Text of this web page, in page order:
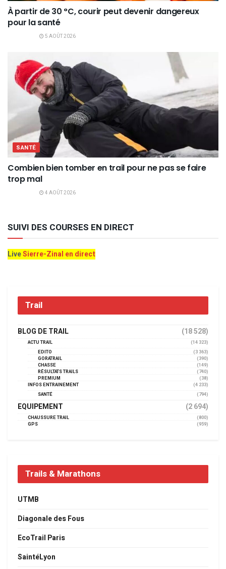
À partir de 30 °C, courir peut devenir dangereux
pour la santé
5 AOÛT 2026
SANTÉ
Combien bien tomber en trail pour ne pas se faire
trop mal
4 AOÛT 2026
SUIVI DES COURSES EN DIRECT
LiveSierre-Zinal en direct
Trail
BLOG DE TRAIL (18 528)
ACTU TRAIL
(14 323)
EDITO
(3 363)
GORATRAIL
(390)
CHASSE
(149)
RÉSULTATS TRAILS
(740)
PREMIUM
(38)
INFOS ENTRAINEMENT
(4 233)
SANTÉ
(794)
EQUIPEMENT (2 694)
CHAUSSURE TRAIL
(800)
GPS
(959)
Trails & Marathons
UTMB
Diagonale des Fous
EcoTrail Paris
SaintéLyon